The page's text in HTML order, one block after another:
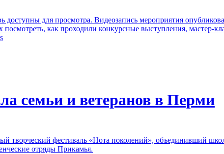
для просмотра. Видеозапись мероприятия
как проходили конкурсные выступления, мастер-
семьи и ветеранов в Перми
творческий фестиваль «Нота поколений», объединивший
отряды Прикамья.